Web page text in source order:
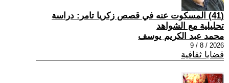
(41) المسكوت عنه في قصص زكريا تامر: دراسة
تحليلية مع الشواهد
محمد عبد الكريم يوسف
2026 / 8 / 9
قضايا ثقافية